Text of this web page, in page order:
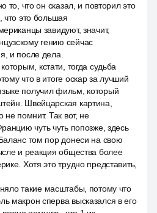
то, что он сказал, и повторил это
что это большая
завидуют, значит,
гению сейчас
и после дела.
кстати, тогда судьба
что в итоге оскар за лучший
получил фильм, который
Швейцарская картина,
не помнит. Так вот, не
чуть чуть попозже, здесь
том пор донеси на свою
и реакция общества более
Хотя это трудно представить,
такие масштабы, потому что
макрон сперва высказался в его